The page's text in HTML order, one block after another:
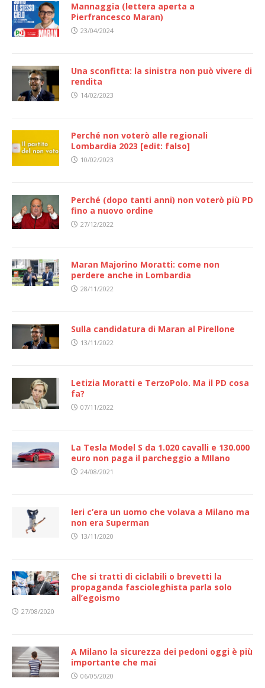
Mannaggia (lettera aperta a
Pierfrancesco Maran)
23/04/2024
Una sconfitta: la sinistra non può vivere di
rendita
14/02/2023
Perché non voterò alle regionali
Lombardia 2023 [edit: falso]
10/02/2023
Perché (dopo tanti anni) non voterò più PD
fino a nuovo ordine
27/12/2022
Maran Majorino Moratti: come non
perdere anche in Lombardia
28/11/2022
Sulla candidatura di Maran al Pirellone
13/11/2022
Letizia Moratti e TerzoPolo. Ma il PD cosa
fa?
07/11/2022
La Tesla Model S da 1.020 cavalli e 130.000
euro non paga il parcheggio a MIlano
24/08/2021
Ieri c’era un uomo che volava a Milano ma
non era Superman
13/11/2020
Che si tratti di ciclabili o brevetti la
propaganda fascioleghista parla solo
all’egoismo
27/08/2020
A Milano la sicurezza dei pedoni oggi è più
importante che mai
06/05/2020